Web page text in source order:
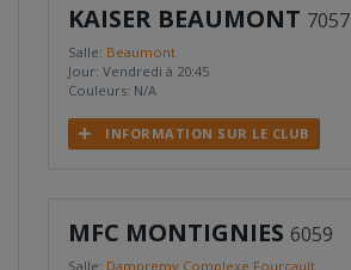
KAISER BEAUMONT 7057
Salle: Beaumont
Jour: Vendredi à 20:45
Couleurs: N/A
INFORMATION SUR LE CLUB
MFC MONTIGNIES 6059
Salle: Dampremy Complexe Fourcault